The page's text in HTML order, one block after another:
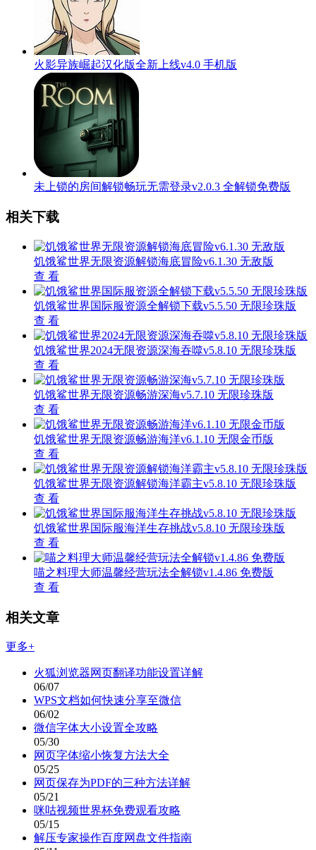
火影异族崛起汉化版全新上线v4.0 手机版
未上锁的房间解锁畅玩无需登录v2.0.3 全解锁免费版
相关下载
饥饿鲨世界无限资源解锁海底冒险v6.1.30 无敌版
查 看
饥饿鲨世界国际服资源全解锁下载v5.5.50 无限珍珠版
查 看
饥饿鲨世界2024无限资源深海吞噬v5.8.10 无限珍珠版
查 看
饥饿鲨世界无限资源畅游深海v5.7.10 无限珍珠版
查 看
饥饿鲨世界无限资源畅游海洋v6.1.10 无限金币版
查 看
饥饿鲨世界无限资源解锁海洋霸主v5.8.10 无限珍珠版
查 看
饥饿鲨世界国际服海洋生存挑战v5.8.10 无限珍珠版
查 看
喵之料理大师温馨经营玩法全解锁v1.4.86 免费版
查 看
相关文章
更多+
火狐浏览器网页翻译功能设置详解
06/07
WPS文档如何快速分享至微信
06/02
微信字体大小设置全攻略
05/30
网页字体缩小恢复方法大全
05/25
网页保存为PDF的三种方法详解
05/21
咪咕视频世界杯免费观看攻略
05/15
解压专家操作百度网盘文件指南